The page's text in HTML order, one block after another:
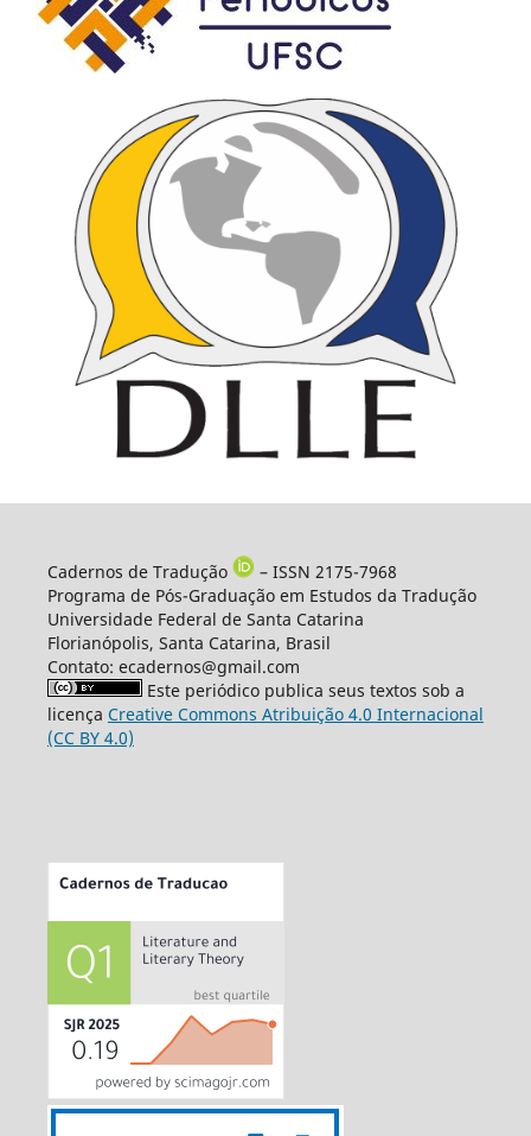
Cadernos de Tradução
– ISSN 2175-7968
Programa de Pós-Graduação em Estudos da Tradução
Universidade Federal de Santa Catarina
Florianópolis, Santa Catarina, Brasil
Contato: ecadernos@gmail.com
Este periódico publica seus textos sob a
licença Creative Commons Atribuição 4.0 Internacional
(CC BY 4.0)